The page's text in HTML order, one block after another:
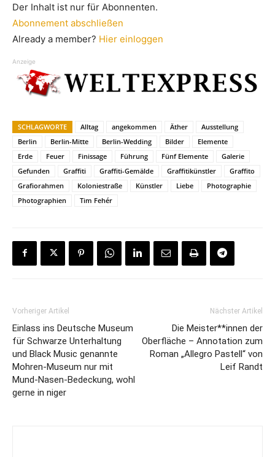
Der Inhalt ist nur für Abonnenten.
Abonnement abschließen
Already a member? Hier einloggen
Anzeige
SCHLAGWORTE Alltag angekommen Äther
Ausstellung
Berlin
Berlin-Mitte Berlin-Wedding Bilder
Elemente
Erde
Feuer Finissage Führung Fünf Elemente
Galerie
Gefunden
Graffiti Graffiti-Gemälde Graffitikünstler
Graffito
Grafiorahmen
Koloniestraße Künstler Liebe
Photographie
Photographien
Tim Fehér
Vorheriger Artikel
Einlass ins Deutsche Museum
für Schwarze Unterhaltung
und Black Music genannte
Mohren-Museum nur mit
Mund-Nasen-Bedeckung, wohl
gerne in niger
Nächster Artikel
Die Meister**innen der
Oberfläche – Annotation zum
Roman „Allegro Pastell“ von
Leif Randt